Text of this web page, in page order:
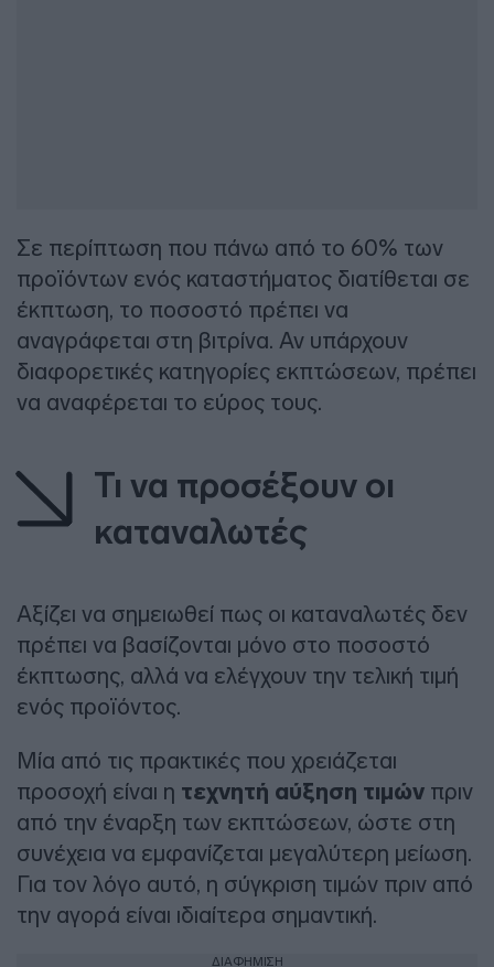
Σε περίπτωση που πάνω από το 60% των
προϊόντων ενός καταστήματος διατίθεται σε
έκπτωση, το ποσοστό πρέπει να
αναγράφεται στη βιτρίνα. Αν υπάρχουν
διαφορετικές κατηγορίες εκπτώσεων, πρέπει
να αναφέρεται το εύρος τους.
Τι να προσέξουν οι
καταναλωτές
Αξίζει να σημειωθεί πως οι καταναλωτές δεν
πρέπει να βασίζονται μόνο στο ποσοστό
έκπτωσης, αλλά να ελέγχουν την τελική τιμή
ενός προϊόντος.
Μία από τις πρακτικές που χρειάζεται
προσοχή είναι η τεχνητή αύξηση τιμών πριν
από την έναρξη των εκπτώσεων, ώστε στη
συνέχεια να εμφανίζεται μεγαλύτερη μείωση.
Για τον λόγο αυτό, η σύγκριση τιμών πριν από
την αγορά είναι ιδιαίτερα σημαντική.
ΔΙΑΦΗΜΙΣΗ